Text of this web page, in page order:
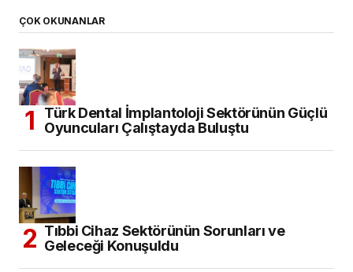
ÇOK OKUNANLAR
Türk Dental İmplantoloji Sektörünün Güçlü
Oyuncuları Çalıştayda Buluştu
Tıbbi Cihaz Sektörünün Sorunları ve
Geleceği Konuşuldu